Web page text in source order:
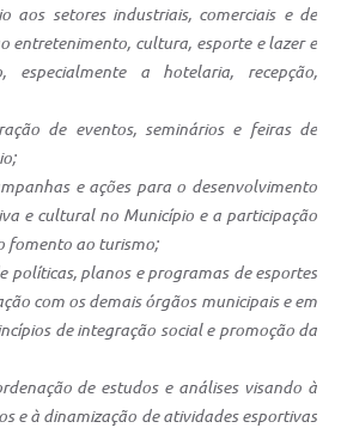
aos setores industriais, comerciais e de
entretenimento, cultura, esporte e lazer e
especialmente a hotelaria, recepção,
de eventos, seminários e feiras de
e ações para o desenvolvimento
e cultural no Município e a participação
fomento ao turismo;
planos e programas de esportes
com os demais órgãos municipais e em
de integração social e promoção da
de estudos e análises visando à
e à dinamização de atividades esportivas